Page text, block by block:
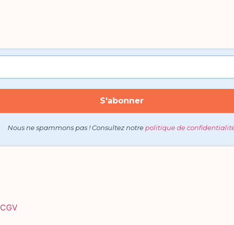
Nous ne spammons pas ! Consultez notre politique de
CGV